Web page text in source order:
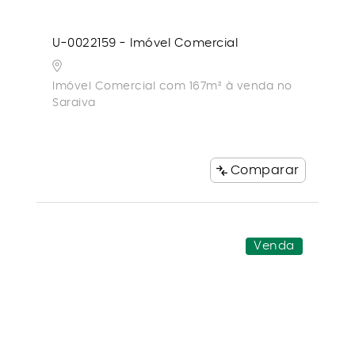
U-0022159 - Imóvel Comercial
Imóvel Comercial com 167m² à venda no
Saraiva
Comparar
Venda